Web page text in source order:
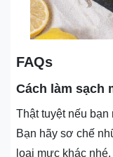
FAQs
Cách làm sạch
Thật tuyệt nếu
Bạn hãy sơ chế
loại mực khác nhé.